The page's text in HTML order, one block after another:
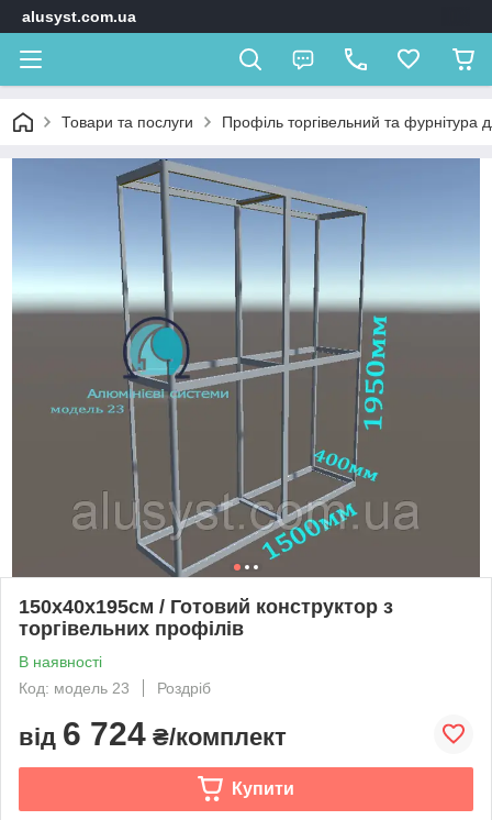
alusyst.com.ua
Товари та послуги Профіль торгівельний та фурнітура
150х40х195см / Готовий конструктор з
торгівельних профілів
В наявності
Код: модель 23
Роздріб
від 6 724 ₴/комплект
Купити